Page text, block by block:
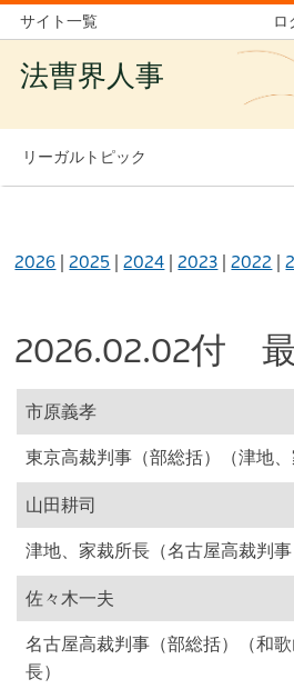
サイト一覧 ロ
法曹界人事
リーガルトピック
2026 |2025 |2024 |2023 |2022 |
2026.02.02付
市原義孝
東京高裁判事（部総括）（津地、
山田耕司
津地、家裁所長（名古屋高裁判事
佐々木一夫
名古屋高裁判事（部総括）（和
長）